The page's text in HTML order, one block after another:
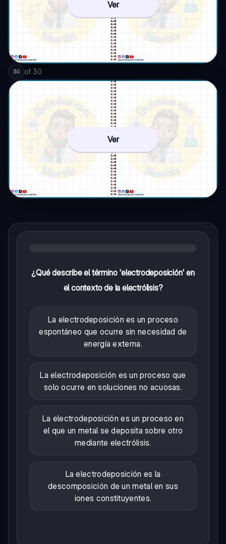
Ver
30 of 30
Ver
¿Qué describe el término 'electrodeposición' en
el contexto de la electrólisis?
La electrodeposición es un proceso
espontáneo que ocurre sin necesidad de
energía externa.
La electrodeposición es un proceso que
solo ocurre en soluciones no acuosas.
La electrodeposición es un proceso en
el que un metal se deposita sobre otro
mediante electrólisis.
La electrodeposición es la
descomposición de un metal en sus
iones constituyentes.